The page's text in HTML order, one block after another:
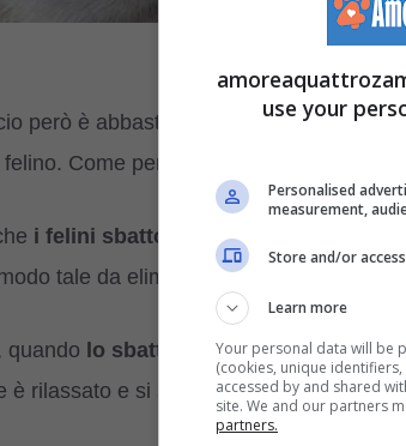
però è abbastanza ampio, e spesso
Come per esempio il suo sbattere
i felini sbattono le palpebre
tale da eliminare lo sporco da questi
quando lo sbattere delle palpebre nel
è rilassato e si sente a suo agio.
use your
Personalised
measurement,
Store and/or
Learn more
Your personal data will be
(cookies, unique
accessed by and shared
site. We and our partners
partners.